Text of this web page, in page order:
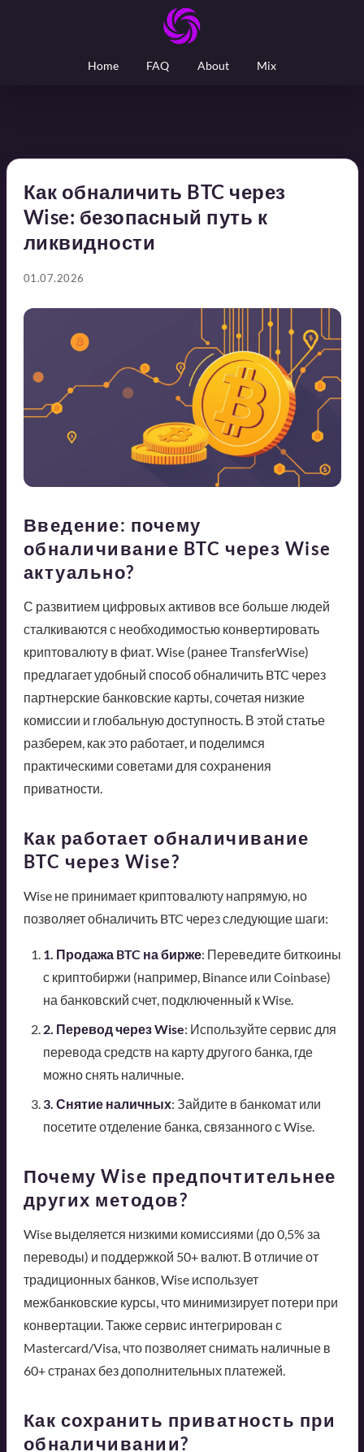
Home FAQ About Mix
Как обналичить BTC через
Wise: безопасный путь к
ликвидности
01.07.2026
Введение: почему
обналичивание BTC через Wise
актуально?
С развитием цифровых активов все больше людей
сталкиваются с необходимостью конвертировать
криптовалюту в фиат. Wise (ранее TransferWise)
предлагает удобный способ обналичить BTC через
партнерские банковские карты, сочетая низкие
комиссии и глобальную доступность. В этой статье
разберем, как это работает, и поделимся
практическими советами для сохранения
приватности.
Как работает обналичивание
BTC через Wise?
Wise не принимает криптовалюту напрямую, но
позволяет обналичить BTC через следующие шаги:
1. Продажа BTC на бирже: Переведите биткоины
с криптобиржи (например, Binance или Coinbase)
на банковский счет, подключенный к Wise.
2. Перевод через Wise: Используйте сервис для
перевода средств на карту другого банка, где
можно снять наличные.
3. Снятие наличных: Зайдите в банкомат или
посетите отделение банка, связанного с Wise.
Почему Wise предпочтительнее
других методов?
Wise выделяется низкими комиссиями (до 0,5% за
переводы) и поддержкой 50+ валют. В отличие от
традиционных банков, Wise использует
межбанковские курсы, что минимизирует потери при
конвертации. Также сервис интегрирован с
Mastercard/Visa, что позволяет снимать наличные в
60+ странах без дополнительных платежей.
Как сохранить приватность при
обналичивании?